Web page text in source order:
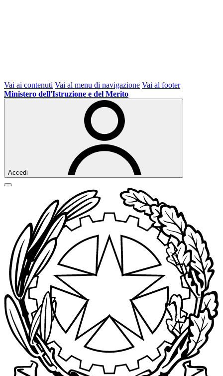
Vai ai contenuti Vai al menu di navigazione Vai al footer
Ministero dell'Istruzione e del Merito
Accedi